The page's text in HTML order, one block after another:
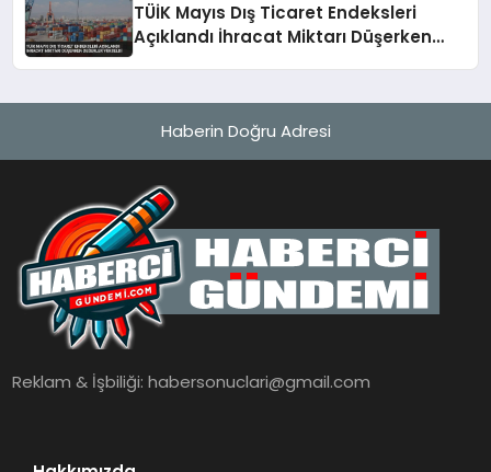
TÜİK Mayıs Dış Ticaret Endeksleri
Açıklandı İhracat Miktarı Düşerken
Haberin Doğru Adresi
Reklam & İşbiliği:habersonuclari@gmail.com